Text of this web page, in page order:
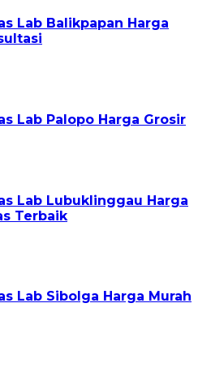
Lab Balikpapan Harga
Lab Palopo Harga Grosir
Lab Lubuklinggau Harga
Terbaik
Lab Sibolga Harga Murah